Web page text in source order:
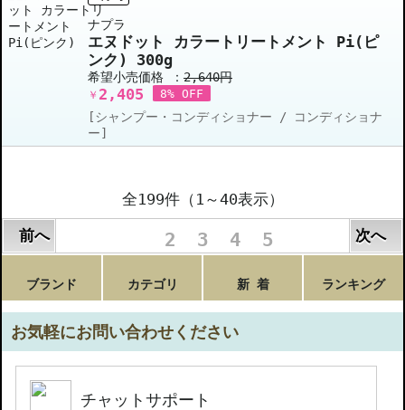
ナプラ
エヌドット カラートリートメント Pi(ピ
ンク) 300g
希望小売価格 ： 2,640円
￥ 2,405 8% OFF
[シャンプー・コンディショナー / コンディショナ
ー]
全199件（1～40表示）
前へ
2 3 4 5 次へ
ブランド カテゴリ 新 着 ランキング
お気軽にお問い合わせください
チャットサポート